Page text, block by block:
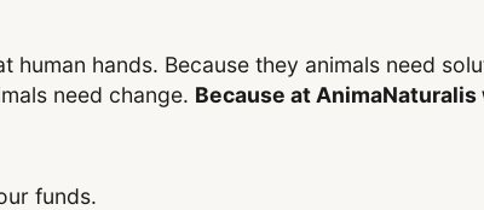
hands. Because they animals need
need change. Because at
funds.